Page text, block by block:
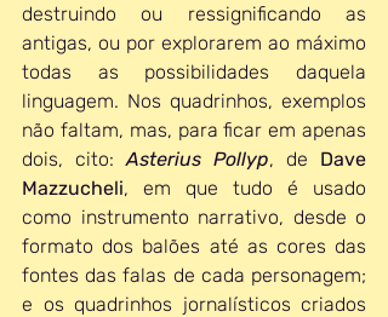
destruindo ou ressignificando as
antigas, ou por explorarem ao máximo
todas as possibilidades daquela
linguagem. Nos quadrinhos, exemplos
não faltam, mas, para ficar em apenas
dois, cito: Asterius Pollyp, de Dave
Mazzucheli, em que tudo é usado
como instrumento narrativo, desde o
formato dos balões até as cores das
fontes das falas de cada personagem;
e os quadrinhos jornalísticos criados